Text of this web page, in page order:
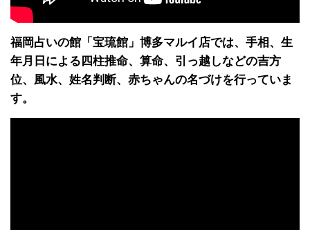
福岡占いの館「宝琉館」博多マルイ店では、手相、生
年月日による四柱推命、算命、引っ越しなどの吉方
位、風水、姓名判断、赤ちゃんの名づけを行っていま
す。